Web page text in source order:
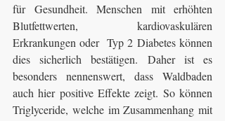
für Gesundheit. Menschen mit erhöhten
Blutfettwerten, kardiovaskulären
Erkrankungen oder  Typ 2 Diabetes können
dies sicherlich bestätigen. Daher ist es
besonders nennenswert, dass Waldbaden
auch hier positive Effekte zeigt. So können
Triglyceride, welche im Zusammenhang mit